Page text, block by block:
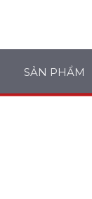
SẢN PHẨM